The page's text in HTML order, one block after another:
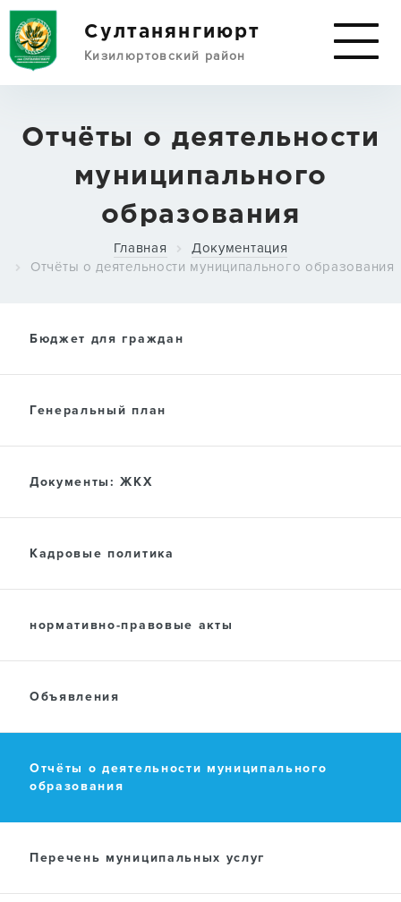
Султанянгиюрт
Кизилюртовский район
АДМИНИСТРАЦИЯ
СЕЛО И РАЙОН
ДОКУМЕНТЫ
Отчёты о деятельности
муниципального
образования
Главная
Документация
Отчёты о деятельности муниципального образования
Бюджет для граждан
Генеральный план
Документы: ЖКХ
Кадровые политика
нормативно-правовые акты
Объявления
Отчёты о деятельности муниципального
образования
Перечень муниципальных услуг